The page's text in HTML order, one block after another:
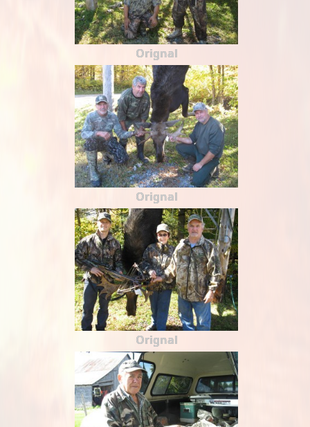
Orignal
Orignal
Orignal